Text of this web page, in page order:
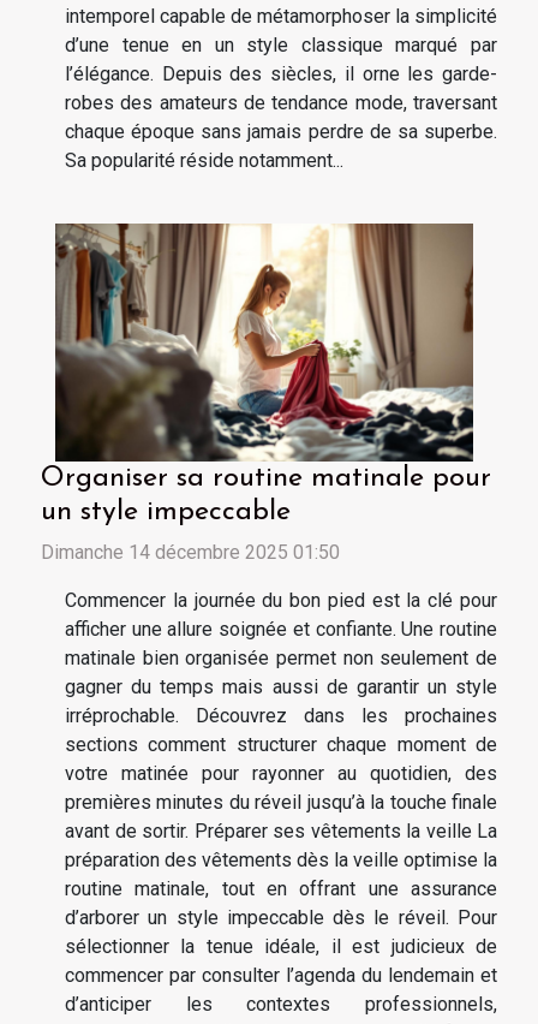
intemporel capable de métamorphoser la simplicité
d’une tenue en un style classique marqué par
l’élégance. Depuis des siècles, il orne les garde-
robes des amateurs de tendance mode, traversant
chaque époque sans jamais perdre de sa superbe.
Sa popularité réside notamment...
Organiser sa routine matinale pour
un style impeccable
Dimanche 14 décembre 2025 01:50
Commencer la journée du bon pied est la clé pour
afficher une allure soignée et confiante. Une routine
matinale bien organisée permet non seulement de
gagner du temps mais aussi de garantir un style
irréprochable. Découvrez dans les prochaines
sections comment structurer chaque moment de
votre matinée pour rayonner au quotidien, des
premières minutes du réveil jusqu’à la touche finale
avant de sortir. Préparer ses vêtements la veille La
préparation des vêtements dès la veille optimise la
routine matinale, tout en offrant une assurance
d’arborer un style impeccable dès le réveil. Pour
sélectionner la tenue idéale, il est judicieux de
commencer par consulter l’agenda du lendemain et
d’anticiper les contextes professionnels,